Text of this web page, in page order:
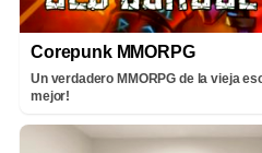
Corepunk MMORPG
Un verdadero MMORPG de la vieja
mejor!